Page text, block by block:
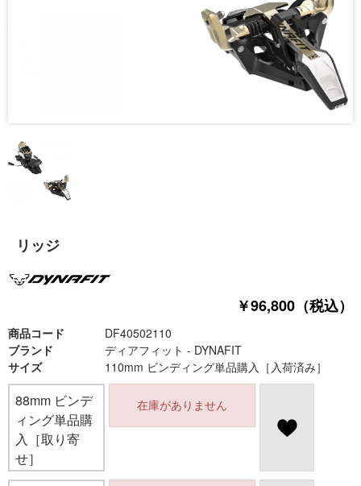
リッジ
￥96,800（税込）
商品コード
DF40502110
ブランド
ディアフィット - DYNAFIT
サイズ
110mm ビンディング単品購入［入荷済み］
88mm ビンデ
ィング単品購
入［取り寄
せ］
在庫がありません